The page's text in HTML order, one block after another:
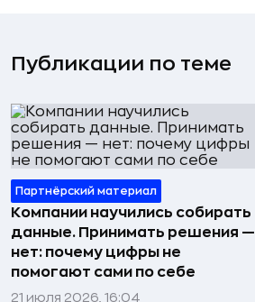
Публикации по теме
Партнёрский материал
Компании научились собирать
данные. Принимать решения —
нет: почему цифры не
помогают сами по себе
21 июля 2026, 16:04